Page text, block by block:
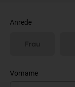
Anrede
Frau
Vorname